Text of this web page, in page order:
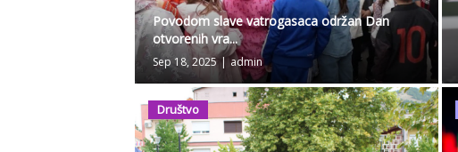
Povodom slave vatrogasaca održan Dan
otvorenih vra...
Sep 18, 2025 | admin
Društvo